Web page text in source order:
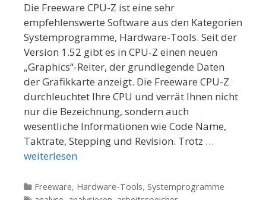
Die Freeware CPU-Z ist eine sehr
empfehlenswerte Software aus den Kategorien
Systemprogramme, Hardware-Tools. Seit der
Version 1.52 gibt es in CPU-Z einen neuen
„Graphics“-Reiter, der grundlegende Daten
der Grafikkarte anzeigt. Die Freeware CPU-Z
durchleuchtet Ihre CPU und verrät Ihnen nicht
nur die Bezeichnung, sondern auch
wesentliche Informationen wie Code Name,
Taktrate, Stepping und Revision. Trotz …
weiterlesen
Kategorien
Freeware, Hardware-Tools, Systemprogramme